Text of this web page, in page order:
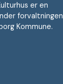
er en
forvaltningen
Kommune.